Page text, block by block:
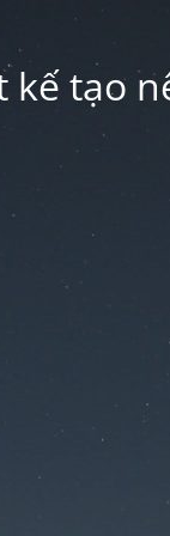
kế tạo